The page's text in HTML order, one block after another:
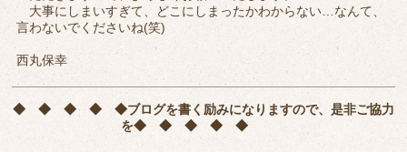
大事にしまいすぎて、どこにしまったかわからない…なんて、
言わないでくださいね(笑)
西丸保幸
◆ ◆ ◆ ◆ ◆ブログを書く励みになりますので、是非ご協力
を◆ ◆ ◆ ◆ ◆